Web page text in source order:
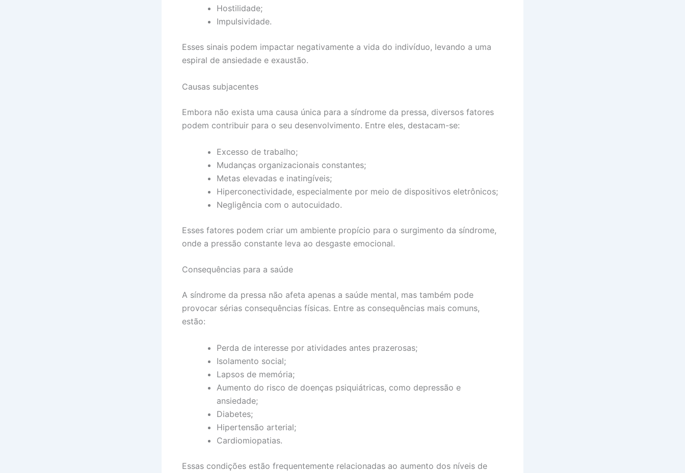
Hostilidade;
Impulsividade.
Esses sinais podem impactar negativamente a vida do indivíduo, levando a uma
espiral de ansiedade e exaustão.
Causas subjacentes
Embora não exista uma causa única para a síndrome da pressa, diversos fatores
podem contribuir para o seu desenvolvimento. Entre eles, destacam-se:
Excesso de trabalho;
Mudanças organizacionais constantes;
Metas elevadas e inatingíveis;
Hiperconectividade, especialmente por meio de dispositivos eletrônicos;
Negligência com o autocuidado.
Esses fatores podem criar um ambiente propício para o surgimento da síndrome,
onde a pressão constante leva ao desgaste emocional.
Consequências para a saúde
A síndrome da pressa não afeta apenas a saúde mental, mas também pode
provocar sérias consequências físicas. Entre as consequências mais comuns,
estão:
Perda de interesse por atividades antes prazerosas;
Isolamento social;
Lapsos de memória;
Aumento do risco de doenças psiquiátricas, como depressão e
ansiedade;
Diabetes;
Hipertensão arterial;
Cardiomiopatias.
Essas condições estão frequentemente relacionadas ao aumento dos níveis de